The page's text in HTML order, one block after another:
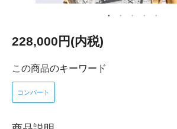
228,000円(内税)
この商品のキーワード
コンバート